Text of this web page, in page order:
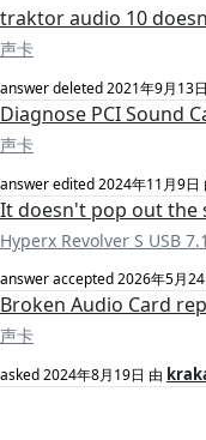
traktor audio 10
声卡
answer deleted2021年9月13日
Diagnose PCI Sound
声卡
answer edited2024年11月9日
It doesn't pop out the
Hyperx Revolver S USB
answer accepted2026年5月24
Broken Audio Card
声卡
asked2024年8月19日 由